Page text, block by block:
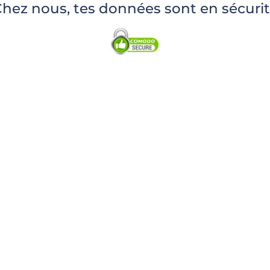
nous, tes données sont en